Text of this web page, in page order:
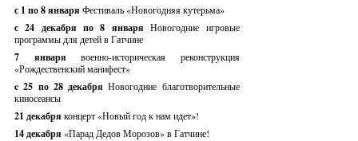
с 1 по 8 января Фестиваль «Новогодняя кутерьма»
с 24 декабря по 8 январяНовогодние игровые
программы для детей в Гатчине
7 январявоенно-историческая реконструкция
«Рождественский манифест»
c 25 по 28 декабряНовогодние благотворительные
киносеансы
21 декабря концерт «Новый год к нам идет»!
14 декабря «Парад Дедов Морозов» в Гатчине!